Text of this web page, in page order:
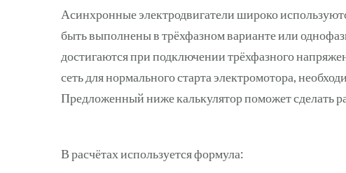
Асинхронные электродвигатели широко
быть выполнены в трёхфазном варианте или
достигаются при подключении трёхфазного
сеть для нормального старта электромотора,
Предложенный ниже калькулятор поможет сделать
В расчётах используется формула: